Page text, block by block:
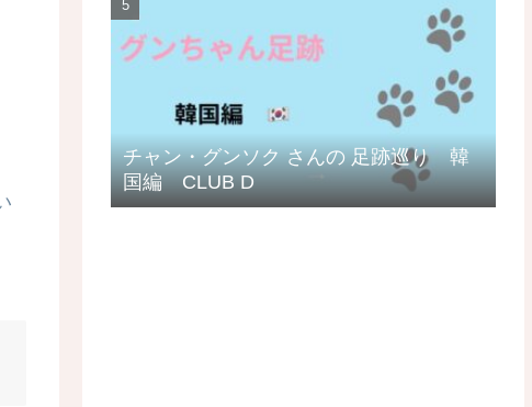
チャン・グンソク さんの 足跡巡り 韓
国編 CLUB D